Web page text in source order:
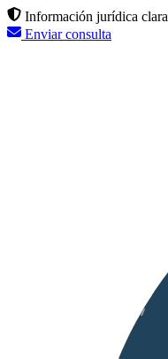
Información jurídica clara
Enviar consulta